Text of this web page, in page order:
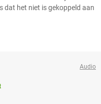
dat het niet is gekoppeld aan
Audio